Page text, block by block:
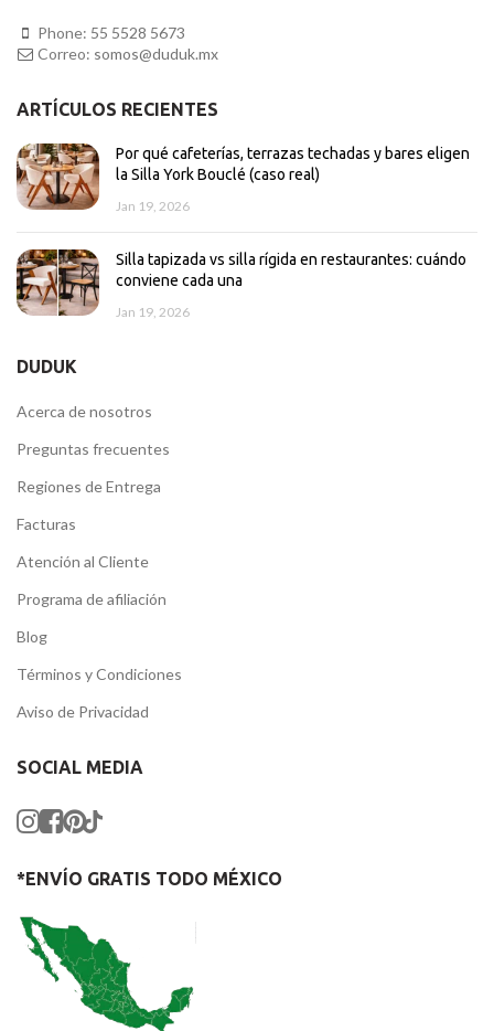
Phone: 55 5528 5673
Correo: somos@duduk.mx
ARTÍCULOS RECIENTES
Por qué cafeterías, terrazas techadas y bares eligen
la Silla York Bouclé (caso real)
Jan 19, 2026
Silla tapizada vs silla rígida en restaurantes: cuándo
conviene cada una
Jan 19, 2026
DUDUK
Acerca de nosotros
Preguntas frecuentes
Regiones de Entrega
Facturas
Atención al Cliente
Programa de afiliación
Blog
Términos y Condiciones
Aviso de Privacidad
SOCIAL MEDIA
*ENVÍO GRATIS TODO MÉXICO